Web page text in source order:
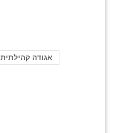
אגודה קהילתית